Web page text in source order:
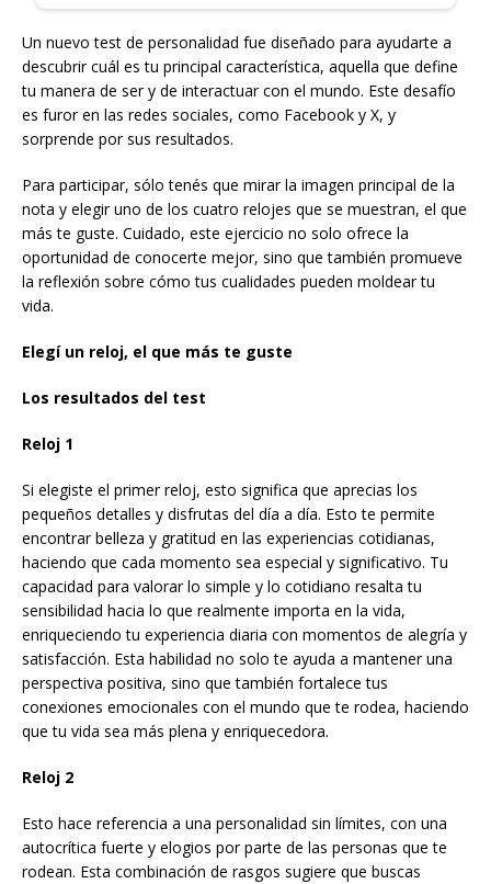
Un nuevo test de personalidad fue diseñado para ayudarte a
descubrir cuál es tu principal característica, aquella que define
tu manera de ser y de interactuar con el mundo. Este desafío
es furor en las redes sociales, como Facebook y X, y
sorprende por sus resultados.
Para participar, sólo tenés que mirar la imagen principal de la
nota y elegir uno de los cuatro relojes que se muestran, el que
más te guste. Cuidado, este ejercicio no solo ofrece la
oportunidad de conocerte mejor, sino que también promueve
la reflexión sobre cómo tus cualidades pueden moldear tu
vida.
Elegí un reloj, el que más te guste
Los resultados del test
Reloj 1
Si elegiste el primer reloj, esto significa que aprecias los
pequeños detalles y disfrutas del día a día. Esto te permite
encontrar belleza y gratitud en las experiencias cotidianas,
haciendo que cada momento sea especial y significativo. Tu
capacidad para valorar lo simple y lo cotidiano resalta tu
sensibilidad hacia lo que realmente importa en la vida,
enriqueciendo tu experiencia diaria con momentos de alegría y
satisfacción. Esta habilidad no solo te ayuda a mantener una
perspectiva positiva, sino que también fortalece tus
conexiones emocionales con el mundo que te rodea, haciendo
que tu vida sea más plena y enriquecedora.
Reloj 2
Esto hace referencia a una personalidad sin límites, con una
autocrítica fuerte y elogios por parte de las personas que te
rodean. Esta combinación de rasgos sugiere que buscas